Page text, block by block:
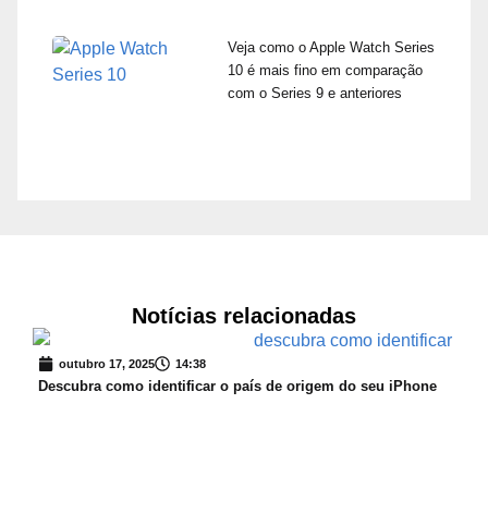
Veja como o Apple Watch Series
10 é mais fino em comparação
com o Series 9 e anteriores
Notícias relacionadas
outubro 17, 2025 14:38
Descubra como identificar o país de origem do seu iPhone